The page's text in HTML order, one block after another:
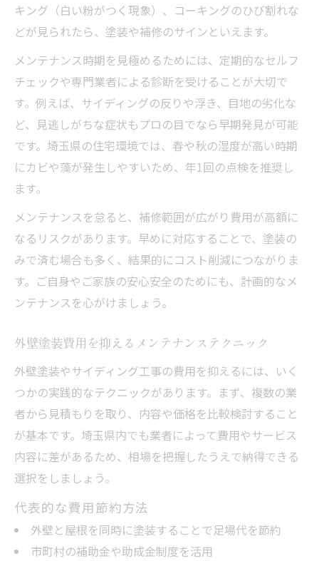
キング（白い粉がつく現象）、コーキングのひび割れな
どが見られたら、塗装や補修のサインといえます。
メンテナンス時期を見極めるためには、定期的なセルフ
チェックや専門業者による診断を受けることが大切で
す。例えば、サイディングの反りや浮き、目地の劣化な
ど、見逃しがちな症状もプロの目でなら早期発見が可能
です。埼玉県の住宅環境では、春や秋の湿度が高い時期
にカビや藻が発生しやすいため、年1回の点検を推奨し
ます。
メンテナンスを怠ると、補修範囲が広がり費用が高額に
なるリスクがあります。早めに対応することで、塗装の
みで済む場合も多く、結果的にコスト削減につながりま
す。ご自身やご家族の安心安全のためにも、計画的なメ
ンテナンスを心がけましょう。
外壁塗装費用を抑えるメンテナンステクニック
外壁塗装やサイディング工事の費用を抑えるには、いく
つかの実践的なテクニックがあります。まず、複数の業
者から見積もりを取り、内容や価格を比較検討すること
が基本です。埼玉県内でも業者によって費用やサービス
内容に差があるため、相場を把握したうえで納得できる
選択をしましょう。
代表的な費用節約方法
外壁と屋根を同時に塗装することで足場代を節約
市町村の補助金や助成金制度を活用